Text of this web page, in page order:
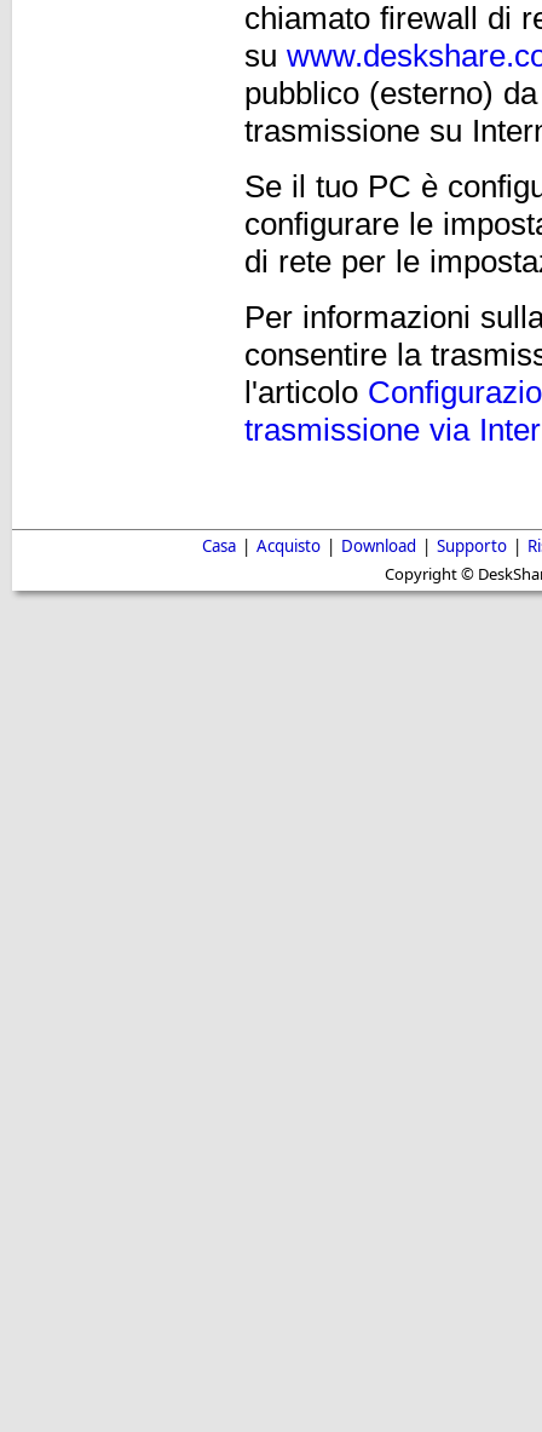
chiamato firewall di
su
pubblico (esterno)
trasmissione su
Se il tuo PC è
configurare le
di rete per le
Per informazioni
consentire la
l'articolo
trasmissione via
Casa | Acquisto | Download | Supporto |
Copyright ©